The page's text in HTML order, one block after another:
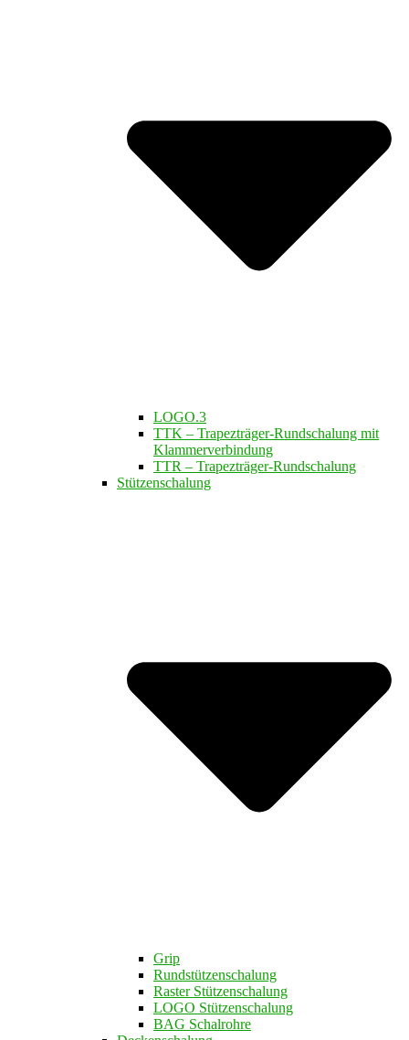
LOGO.3
TTK – Trapezträger-Rundschalung mit
Klammerverbindung
TTR – Trapezträger-Rundschalung
Stützenschalung
Grip
Rundstützenschalung
Raster Stützenschalung
LOGO Stützenschalung
BAG Schalrohre